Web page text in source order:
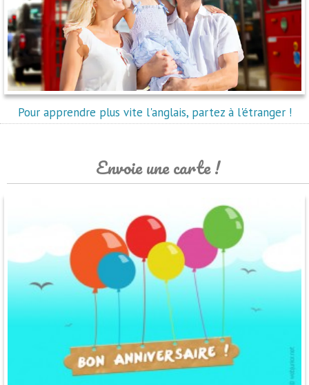
Pour apprendre plus vite l'anglais, partez à l'étranger !
Envoie une carte !